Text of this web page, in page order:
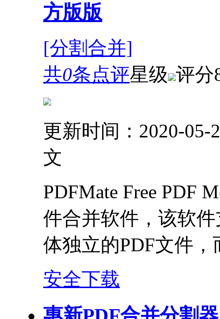
方版版
[分割合并]
共0条点评星级 评分
更新时间：2020-05-
文
PDFMate Free PDF
件合并软件，该软
体独立的PDF文件
安全下载